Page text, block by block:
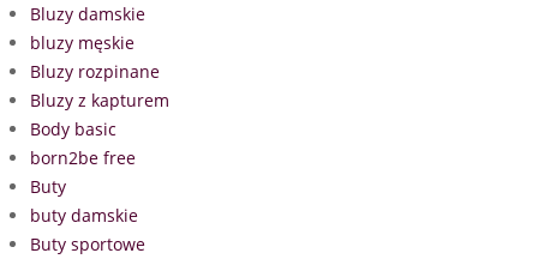
Bluzy damskie
bluzy męskie
Bluzy rozpinane
Bluzy z kapturem
Body basic
born2be free
Buty
buty damskie
Buty sportowe